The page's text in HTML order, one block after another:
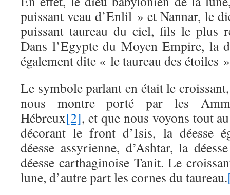
puissant veau d’Enlil » et Nannar, le
puissant taureau du ciel, fils le plus
Dans l’Egypte du Moyen Empire, la
également dite « le taureau des étoiles
Le symbole parlant en était le
nous montre porté par les
Hébreux[2], et que nous voyons tout
décorant le front d’Isis, la déesse
déesse assyrienne, d’Ashtar, la
déesse carthaginoise Tanit. Le
lune, d’autre part les cornes du taureau.